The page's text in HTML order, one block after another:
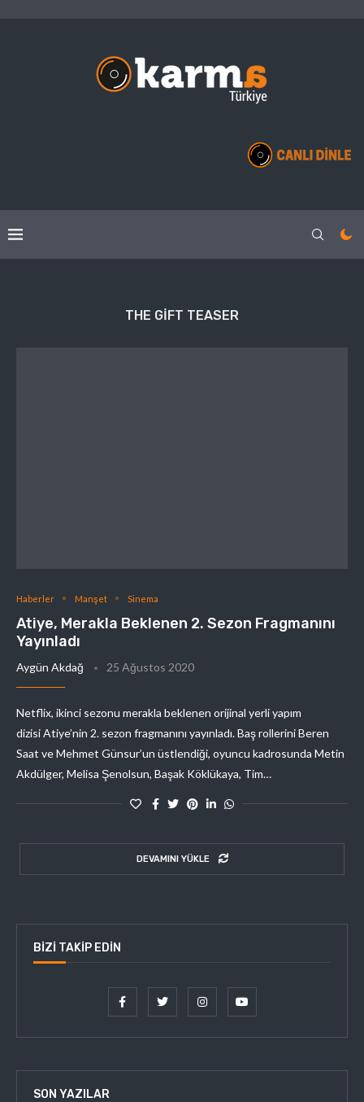
THE GIFT TEASER
Haberler Manşet Sinema
Atiye, Merakla Beklenen 2. Sezon Fragmanını
Yayınladı
Aygün Akdağ 25 Ağustos 2020
Netflix, ikinci sezonu merakla beklenen orijinal yerli yapım
dizisi Atiye’nin 2. sezon fragmanını yayınladı. Baş rollerini Beren
Saat ve Mehmet Günsur’un üstlendiği, oyuncu kadrosunda Metin
Akdülger, Melisa Şenolsun, Başak Köklükaya, Tim…
DEVAMINI YÜKLE
BIZI TAKIP EDIN
SON YAZILAR